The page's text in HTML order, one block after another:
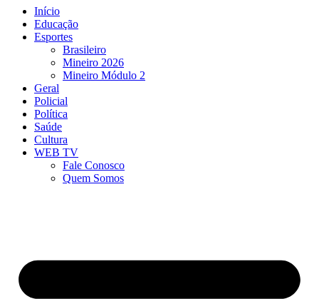
Início
Educação
Esportes
Brasileiro
Mineiro 2026
Mineiro Módulo 2
Geral
Policial
Política
Saúde
Cultura
WEB TV
Fale Conosco
Quem Somos